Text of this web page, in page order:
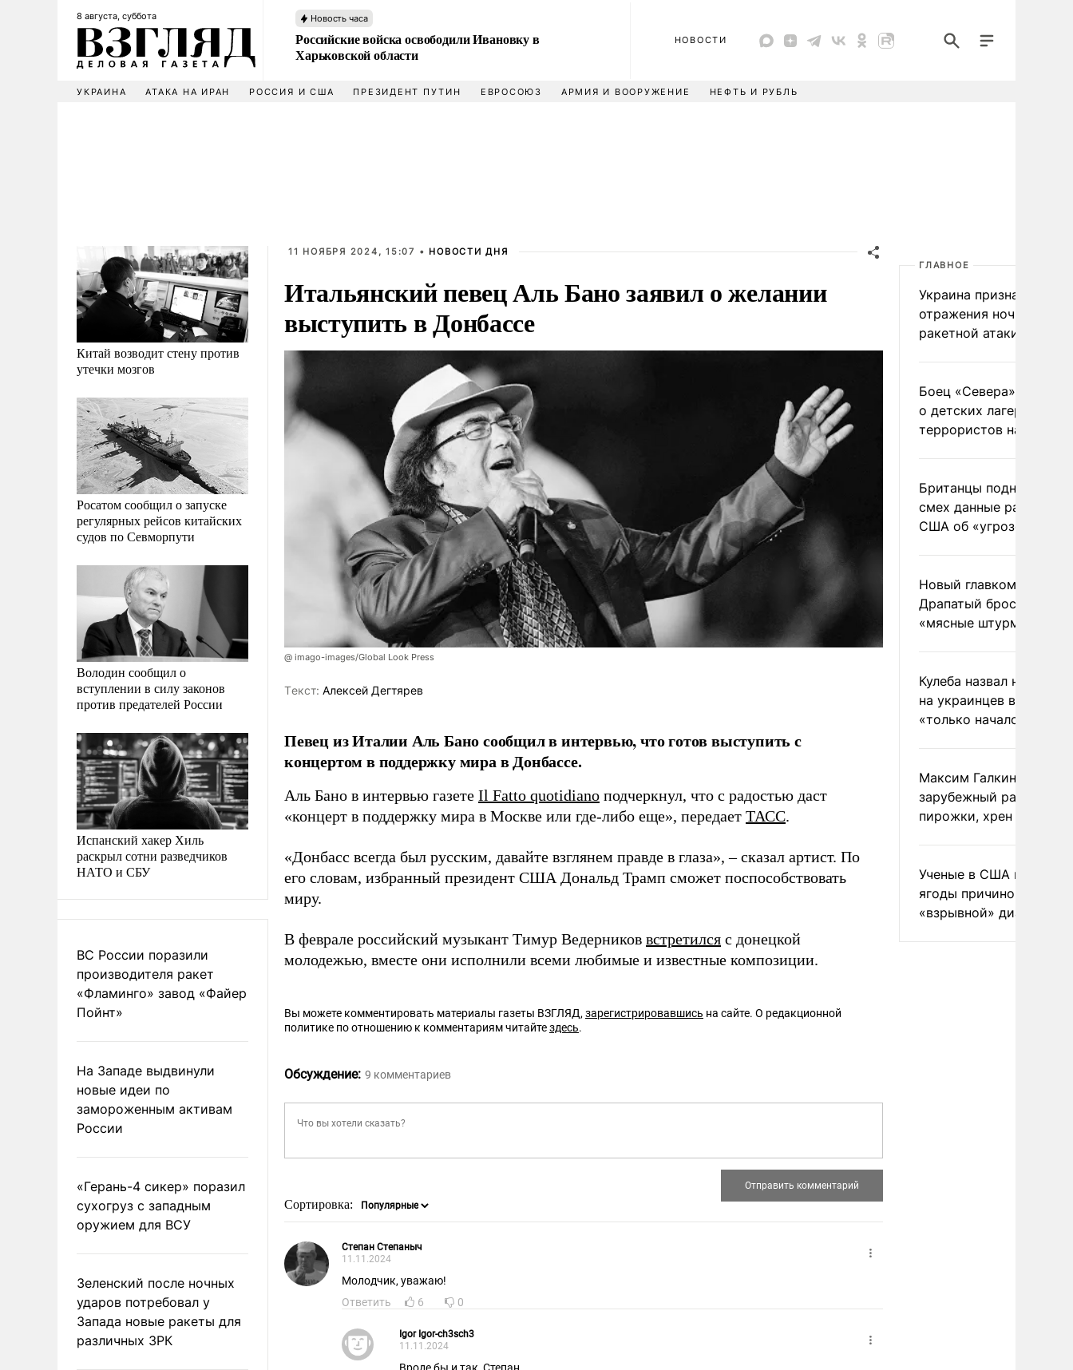
8 августа, суббота Новость часа
Российские войска освободили Ивановку в
Харьковской области
НОВОСТИ
УКРАИНА АТАКА НА ИРАН РОССИЯ И США ПРЕЗИДЕНТ ПУТИН ЕВРОСОЮЗ АРМИЯ И ВООРУЖЕНИЕ НЕФТЬ И РУБЛЬ
Китай возводит стену против
утечки мозгов
Росатом сообщил о запуске
регулярных рейсов китайских
судов по Севморпути
Володин сообщил о
вступлении в силу законов
против предателей России
Испанский хакер Хиль
раскрыл сотни разведчиков
НАТО и СБУ
ВС России поразили
производителя ракет
«Фламинго» завод «Файер
Пойнт»
На Западе выдвинули
новые идеи по
замороженным активам
России
«Герань-4 сикер» поразил
сухогруз с западным
оружием для ВСУ
Зеленский после ночных
ударов потребовал у
Запада новые ракеты для
различных ЗРК
11 НОЯБРЯ 2024, 15:07 • НОВОСТИ ДНЯ
Итальянский певец Аль Бано заявил о желании
выступить в Донбассе
@ imago-images/Global Look Press
Tекст: Алексей Дегтярев
Певец из Италии Аль Бано сообщил в интервью, что готов выступить с
концертом в поддержку мира в Донбассе.
Аль Бано в интервью газете Il Fatto quotidiano подчеркнул, что с радостью даст
«концерт в поддержку мира в Москве или где-либо еще», передает ТАСС.
«Донбасс всегда был русским, давайте взглянем правде в глаза», – сказал артист. По
его словам, избранный президент США Дональд Трамп сможет поспособствовать
миру.
В феврале российский музыкант Тимур Ведерников встретился с донецкой
молодежью, вместе они исполнили всеми любимые и известные композиции.
Вы можете комментировать материалы газеты ВЗГЛЯД,зарегистрировавшись на сайте. О редакционной
политике по отношению к комментариям читайтездесь.
Обсуждение: 9 комментариев
Сортировка:
Степан Степаныч
11.11.2024
Молодчик, уважаю!
Ответить
6 0
Igor Igor-ch3sch3
11.11.2024
ГЛАВНОЕ
Украина признала
отражения ночной
ракетной атаки
Боец «Севера»
о детских лагерях
террористов на
Британцы подняли на
смех данные разведки
США об «угрозе
Новый главком ВСУ
Драпатый бросил
«мясные штурмы»
Кулеба назвал
на украинцев в Польше
«только началом»
Максим Галкин
зарубежный райдер
пирожки, хрен и морс
Ученые в США назвали
ягоды причиной
«взрывной» диареи